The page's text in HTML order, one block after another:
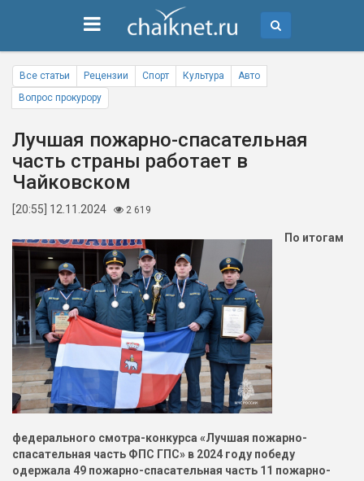
Все статьи Рецензии Спорт Культура
Авто
Вопрос прокурору
Лучшая пожарно-спасательная
часть страны работает в
Чайковском
[20:55] 12.11.2024 2 619
По итогам
федерального смотра-конкурса «Лучшая пожарно-
спасательная часть ФПС ГПС» в 2024 году победу
одержала 49 пожарно-спасательная часть 11 пожарно-